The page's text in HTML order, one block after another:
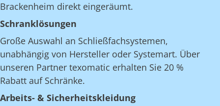
Brackenheim direkt eingeräumt.
Schranklösungen
Große Auswahl an Schließfachsystemen,
unabhängig von Hersteller oder Systemart. Über
unseren Partner texomatic erhalten Sie 20 %
Rabatt auf Schränke.
Arbeits- & Sicherheitskleidung